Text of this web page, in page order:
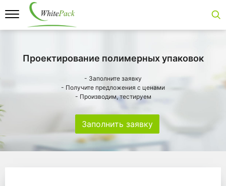
Проектирование полимерных упаковок
- Заполните заявку
- Получите предложения с ценами
- Производим, тестируем
Заполнить заявку